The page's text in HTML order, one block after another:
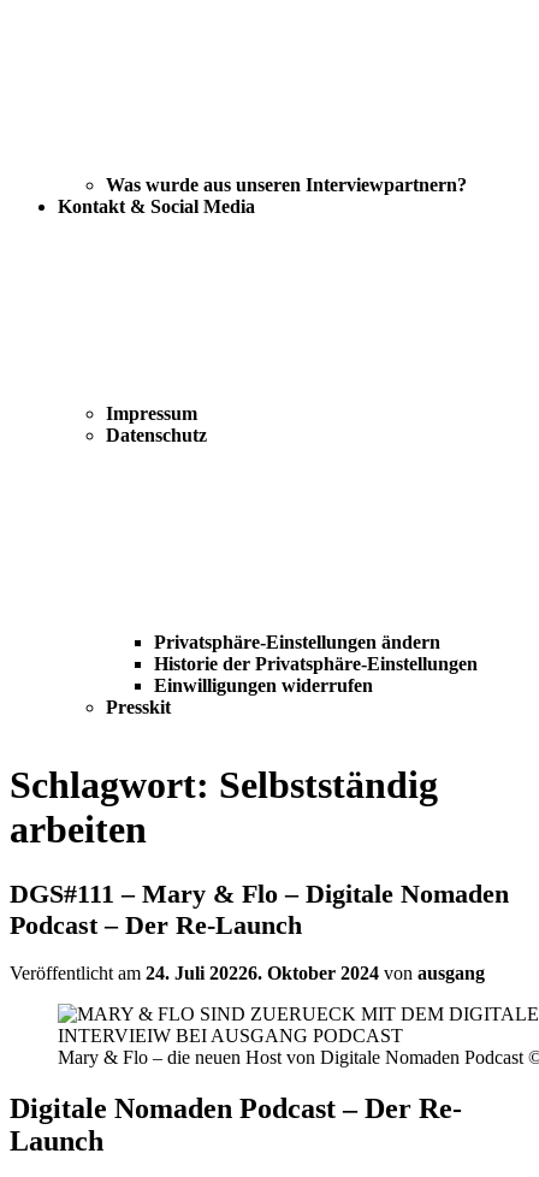
Was wurde aus unseren Interviewpartnern?
Kontakt & Social Media
Impressum
Datenschutz
Privatsphäre-Einstellungen ändern
Historie der Privatsphäre-Einstellungen
Einwilligungen widerrufen
Presskit
Schlagwort: Selbstständig
arbeiten
DGS#111 – Mary & Flo – Digitale Nomaden
Podcast – Der Re-Launch
Veröffentlicht am 24. Juli 20226. Oktober 2024 von ausgang
Mary & Flo – die neuen Host von Digitale Nomaden Podcast
Digitale Nomaden Podcast – Der Re-
Launch